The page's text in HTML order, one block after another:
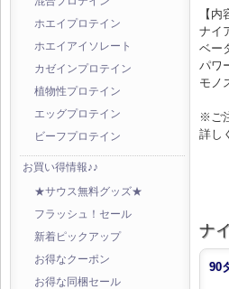
ホエイプロテイン
ホエイアイソレート
カゼインプロテイン
植物性プロテイン
エッグプロテイン
ビーフプロテイン
お買い得情報♪♪
★サウス無料グッズ★
フラッシュ！セール
新着ピックアップ
お得なクーポン
お得な同梱セール
【内
ナイ
ベー
パワ
モノ
※ご
詳し
ナ
90